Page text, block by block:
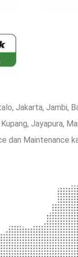
Jakarta, Jambi,
Jayapura,
dan Maintenance